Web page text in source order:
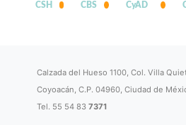
CSH CBS CyAD
Calzada del Hueso 1100, Col. Villa
Coyoacán, C.P. 04960, Ciudad de
Tel. 55 54 837371